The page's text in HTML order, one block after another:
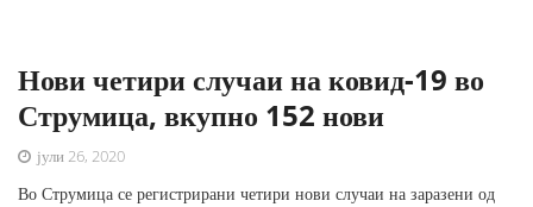
Нови четири случаи на ковид-19 во
Струмица, вкупно 152 нови
јули 26, 2020
Во Струмица се регистрирани четири нови случаи на заразени од